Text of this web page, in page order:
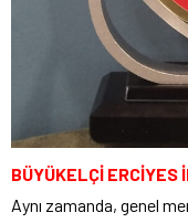
BÜYÜKELÇİ ERCİYES
Aynı zamanda, genel